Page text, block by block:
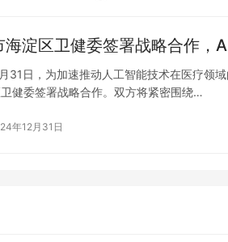
淀区卫健委签署战略合作，
31日，为加速推动人工智能技术在医疗领
健委签署战略合作。双方将紧密围绕…
年12月31日